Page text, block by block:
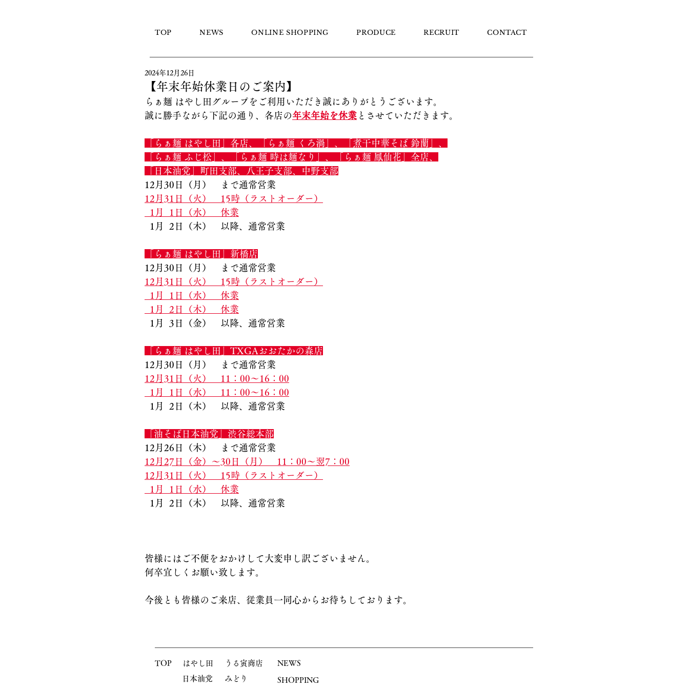
TOP
NEWS ONLINE SHOPPING PRODUCE RECRUIT CONTACT
【年末年始休業日のご案内】
2024年12月26日
らぁ麺 はやし田グループをご利用いただき誠にありがとうございます。
誠に勝手ながら下記の通り、各店の年末年始を休業 とさせていただきます。
「らぁ麺 はやし田」各店、「らぁ麺 くろ渦」、「煮干中華そば 鈴蘭」、
「らぁ麺 ふじ松」、「らぁ麺 時は麺なり」、「らぁ麺 鳳仙花」全店、
「日本油党」町田支部、八王子支部、中野支部
12月30日（月）　まで通常営業
12月31日（火）　15時（ラストオーダー）
  1月  1日（水）　休業
1月  2日（木）　以降、通常営業
「らぁ麺 はやし田」新橋店
12月30日（月）　まで通常営業
12月31日（火）　15時（ラストオーダー）
1月  1日（水）　休業
1月  2日（木）　休業
1月  3日（金）　以降、通常営業
「らぁ麺 はやし田」TXGAおおたかの森店
12月30日（月）　まで通常営業
12月31日（火）　11：00～16：00
1月  1日（水）　11：00～16：00
1月  2日（木）　以降、通常営業
「油そば日本油党」渋谷総本部
12月26日（木）　まで通常営業
12月27日（金）～30日（月）　11：00～翌7：00
12月31日（火）　15時（ラストオーダー）
1月  1日（水）　休業
1月  2日（木）　以降、通常営業
皆様にはご不便をおかけして大変申し訳ございません。
何卒宜しくお願い致します。
今後とも皆様のご来店、従業員一同心からお待ちしております。
TOP
はやし田
​日本油党
うる寅商店
​みどり
NEWS
​SHOPPING